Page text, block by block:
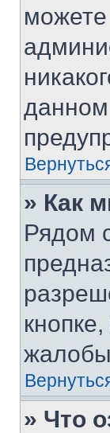
данном
» Как
Рядом
» Что